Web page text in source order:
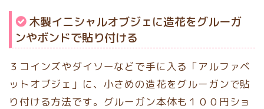
木製イニシャルオブジェに造花をグルーガ
ンやボンドで貼り付ける
３コインズやダイソーなどで手に入る「アルファベ
ットオブジェ」に、小さめの造花をグルーガンで貼
り付ける方法です。グルーガン本体も１００円ショ